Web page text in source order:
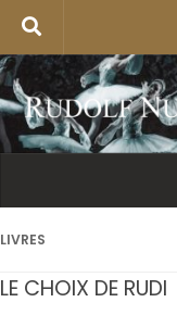
LIVRES
LE CHOIX DE RUDI